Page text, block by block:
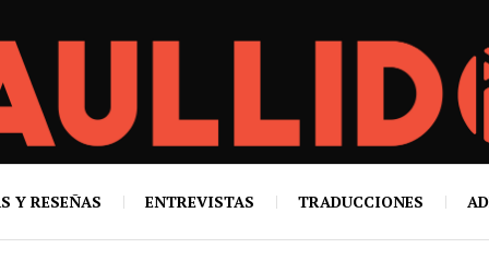
Y RESEÑAS ENTREVISTAS TRADUCCIONES